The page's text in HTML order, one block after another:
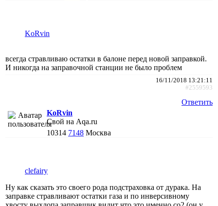
KoRvin
всегда стравливаю остатки в балоне перед новой заправкой.
И никогда на заправочной станции не было проблем
16/11/2018 13:21:11
#2559593
Ответить
KoRvin
Свой на Aqa.ru
10314 7148 Москва
clefairy
Ну как сказать это своего рода подстраховка от дурака. На
заправке стравливают остатки газа и по инверсивному